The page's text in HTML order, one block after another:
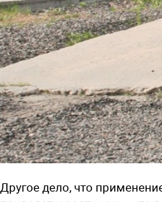
Другое дело, что